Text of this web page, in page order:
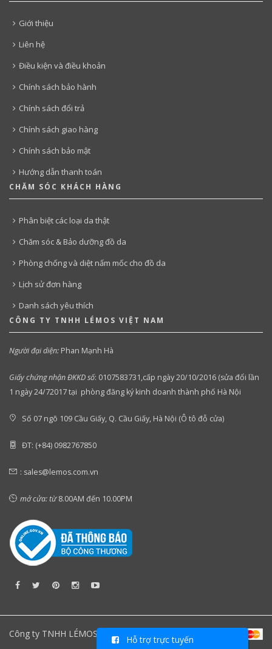
Giới thiệu
Liên hệ
Điều kiện và điều khoản
Chính sách bảo hành
Chính sách đổi trả
Chính sách giao hàng
Chính sách bảo mật
Hướng dẫn thanh toán
CHĂM SÓC KHÁCH HÀNG
Phân biệt các loại da thật
Chăm sóc & Bảo dưỡng đồ da
Phòng chống và diệt nấm mốc cho đồ da
Lịch sử đơn hàng
Danh sách yêu thích
CÔNG TY TNHH LÉMOS VIỆT NAM
Người đại diện: Phan Mạnh Hà
Giấy chứng nhận ĐKKD số: 0107583731,cấp ngày 20/10/2016 (sửa đổi lần
1 ngày 24/72017 tại phòng đăng ký kinh doanh thành phố Hà Nội
Số 07 ngõ 109 Cầu Giấy, Q. Cầu Giấy, Hà Nội (Ô tô đỗ cửa)
ĐT: (+84) 0982767850
: sales@lemos.com.vn
mở cửa: từ8.00AM đến 10.00PM
Công ty TNHH LÉMOS Việt Nam
Hỗ trợ trực tuyến